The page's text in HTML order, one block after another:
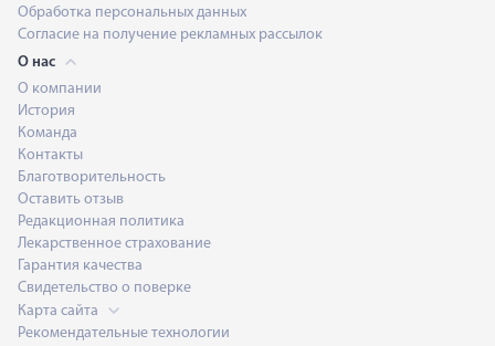
Обработка персональных данных
Согласие на получение рекламных рассылок
О нас
О компании
История
Команда
Контакты
Благотворительность
Оставить отзыв
Редакционная политика
Лекарственное страхование
Гарантия качества
Свидетельство о поверке
Карта сайта
Рекомендательные технологии